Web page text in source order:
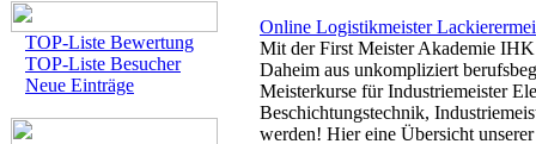
TOP-Liste Bewertung
TOP-Liste Besucher
Neue Einträge
Online Logistikmeister
Mit der First Meister Akademie
Daheim aus unkompliziert
Meisterkurse für Industriemeister
Beschichtungstechnik,
werden! Hier eine Übersicht